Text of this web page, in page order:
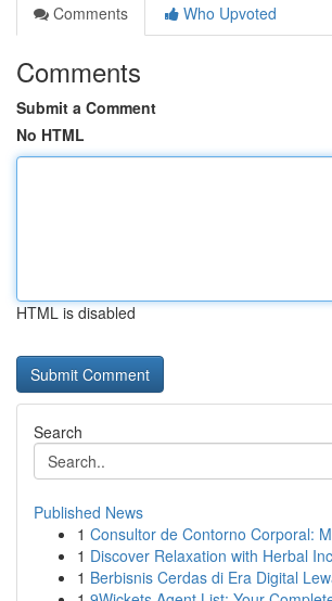
Comments
Who Upvoted
Comments
Submit a Comment
No HTML
HTML is disabled
Search
Published News
1 Consultor de Contorno Corporal:
1 Discover Relaxation with Herbal
1 Berbisnis Cerdas di Era Digital